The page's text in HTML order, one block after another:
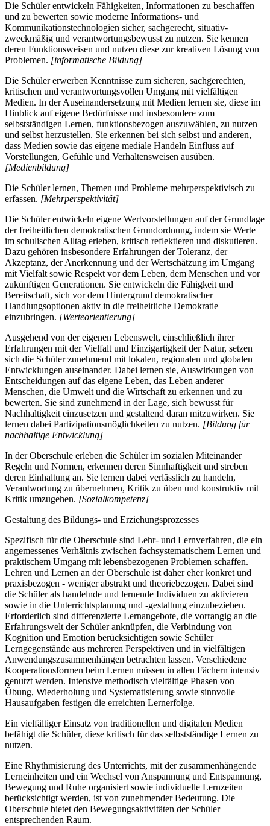
Die Schüler entwickeln Fähigkeiten, Informationen zu beschaffen
und zu bewerten sowie moderne Informations- und
Kommunikationstechnologien sicher, sachgerecht, situativ-
zweckmäßig und verantwortungsbewusst zu nutzen. Sie kennen
deren Funktionsweisen und nutzen diese zur kreativen Lösung von
Problemen. [informatische Bildung]
Die Schüler erwerben Kenntnisse zum sicheren, sachgerechten,
kritischen und verantwortungsvollen Umgang mit vielfältigen
Medien. In der Auseinandersetzung mit Medien lernen sie, diese im
Hinblick auf eigene Bedürfnisse und insbesondere zum
selbstständigen Lernen, funktionsbezogen auszuwählen, zu nutzen
und selbst herzustellen. Sie erkennen bei sich selbst und anderen,
dass Medien sowie das eigene mediale Handeln Einfluss auf
Vorstellungen, Gefühle und Verhaltensweisen ausüben.
[Medienbildung]
Die Schüler lernen, Themen und Probleme mehrperspektivisch zu
erfassen. [Mehrperspektivität]
Die Schüler entwickeln eigene Wertvorstellungen auf der Grundlage
der freiheitlichen demokratischen Grundordnung, indem sie Werte
im schulischen Alltag erleben, kritisch reflektieren und diskutieren.
Dazu gehören insbesondere Erfahrungen der Toleranz, der
Akzeptanz, der Anerkennung und der Wertschätzung im Umgang
mit Vielfalt sowie Respekt vor dem Leben, dem Menschen und vor
zukünftigen Generationen. Sie entwickeln die Fähigkeit und
Bereitschaft, sich vor dem Hintergrund demokratischer
Handlungsoptionen aktiv in die freiheitliche Demokratie
einzubringen. [Werteorientierung]
Ausgehend von der eigenen Lebenswelt, einschließlich ihrer
Erfahrungen mit der Vielfalt und Einzigartigkeit der Natur, setzen
sich die Schüler zunehmend mit lokalen, regionalen und globalen
Entwicklungen auseinander. Dabei lernen sie, Auswirkungen von
Entscheidungen auf das eigene Leben, das Leben anderer
Menschen, die Umwelt und die Wirtschaft zu erkennen und zu
bewerten. Sie sind zunehmend in der Lage, sich bewusst für
Nachhaltigkeit einzusetzen und gestaltend daran mitzuwirken. Sie
lernen dabei Partizipationsmöglichkeiten zu nutzen. [Bildung für
nachhaltige Entwicklung]
In der Oberschule erleben die Schüler im sozialen Miteinander
Regeln und Normen, erkennen deren Sinnhaftigkeit und streben
deren Einhaltung an. Sie lernen dabei verlässlich zu handeln,
Verantwortung zu übernehmen, Kritik zu üben und konstruktiv mit
Kritik umzugehen. [Sozialkompetenz]
Gestaltung des Bildungs- und Erziehungsprozesses
Spezifisch für die Oberschule sind Lehr- und Lernverfahren, die ein
angemessenes Verhältnis zwischen fachsystematischem Lernen und
praktischem Umgang mit lebensbezogenen Problemen schaffen.
Lehren und Lernen an der Oberschule ist daher eher konkret und
praxisbezogen - weniger abstrakt und theoriebezogen. Dabei sind
die Schüler als handelnde und lernende Individuen zu aktivieren
sowie in die Unterrichtsplanung und -gestaltung einzubeziehen.
Erforderlich sind differenzierte Lernangebote, die vorrangig an die
Erfahrungswelt der Schüler anknüpfen, die Verbindung von
Kognition und Emotion berücksichtigen sowie Schüler
Lerngegenstände aus mehreren Perspektiven und in vielfältigen
Anwendungszusammenhängen betrachten lassen. Verschiedene
Kooperationsformen beim Lernen müssen in allen Fächern intensiv
genutzt werden. Intensive methodisch vielfältige Phasen von
Übung, Wiederholung und Systematisierung sowie sinnvolle
Hausaufgaben festigen die erreichten Lernerfolge.
Ein vielfältiger Einsatz von traditionellen und digitalen Medien
befähigt die Schüler, diese kritisch für das selbstständige Lernen zu
nutzen.
Eine Rhythmisierung des Unterrichts, mit der zusammenhängende
Lerneinheiten und ein Wechsel von Anspannung und Entspannung,
Bewegung und Ruhe organisiert sowie individuelle Lernzeiten
berücksichtigt werden, ist von zunehmender Bedeutung. Die
Oberschule bietet den Bewegungsaktivitäten der Schüler
entsprechenden Raum.